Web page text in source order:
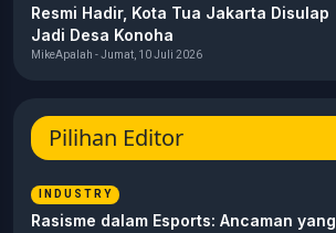
Resmi Hadir, Kota Tua Jakarta Disulap
Jadi Desa Konoha
MikeApalah - Jumat, 10 Juli 2026
Pilihan Editor
INDUSTRY
Rasisme dalam Esports: Ancaman yang